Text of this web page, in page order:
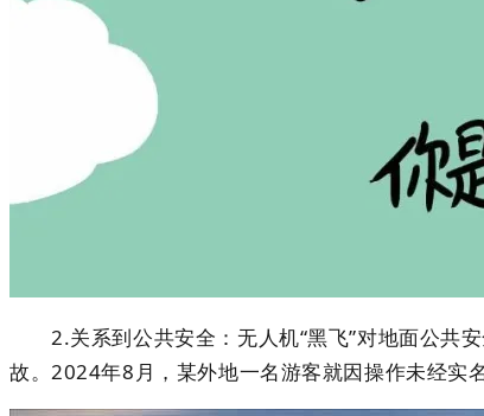
2.关系到公共安全：无人机“黑飞”对地面公共安
故。2024年8月，某外地一名游客就因操作未经实